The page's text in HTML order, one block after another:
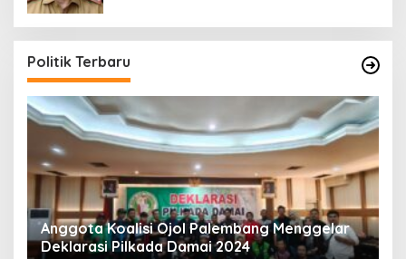
Politik Terbaru
Anggota Koalisi Ojol Palembang Menggelar
Deklarasi Pilkada Damai 2024